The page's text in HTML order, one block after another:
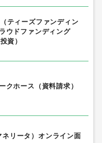
ティーズファンディン
ウドファンディング
資）
クホース（資料請求）
リータ）オンライン面